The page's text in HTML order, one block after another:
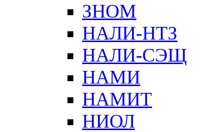
ЗНОМ
НАЛИ-НТЗ
НАЛИ-СЭЩ
НАМИ
НАМИТ
НИОЛ